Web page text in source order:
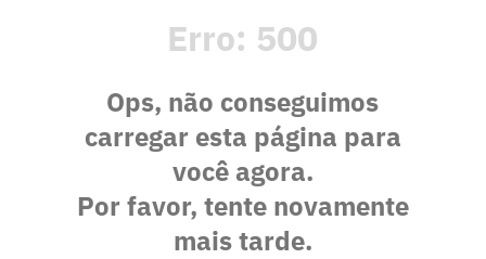
Erro: 500
Ops, não conseguimos
carregar esta página para
você agora.
Por favor, tente novamente
mais tarde.